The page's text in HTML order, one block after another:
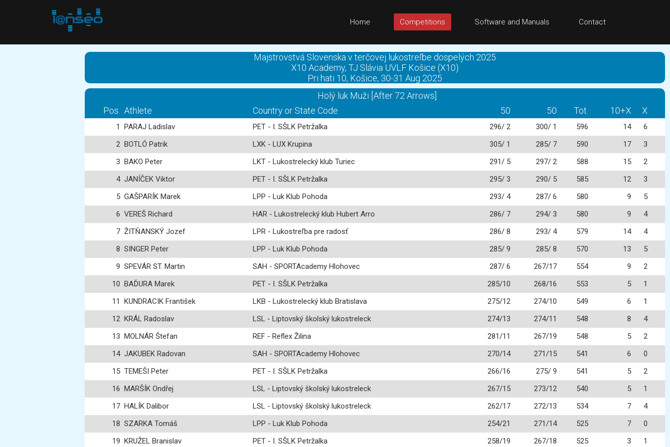
Home Competitions Software and Manuals Contact
Majstrovstvá Slovenska v terčovej lukostreľbe dospelých 2025
X10 Academy, TJ Slávia UVLF Košice (X10)
Pri hati 10, Košice, 30-31 Aug 2025
Holý luk Muži [After 72 Arrows]
Pos. Athlete Country or State Code 50 50 Tot. 10+X X
1 PARAJ Ladislav PET - I. SŠLK Petržalka 296/ 2 300/ 1 596 14
6
2 BOTLÓ Patrik LXK - LUX Krupina 305/ 1 285/ 7 590 17
3
3 BAKO Peter LKT - Lukostrelecký klub Turiec 291/ 5 297/ 2 588 15
2
4 JANÍČEK Viktor PET - I. SŠLK Petržalka 295/ 3 290/ 5 585 12
3
5 GAŠPARÍK Marek LPP - Luk Klub Pohoda 293/ 4 287/ 6 580 9
5
6 VEREŠ Richard HAR - Lukostrelecký klub Hubert Arro 286/ 7 294/ 3 580 9
4
7 ŽITŇANSKÝ Jozef LPR - Lukostreľba pre radosť 286/ 8 293/ 4 579 14
4
8 SINGER Peter LPP - Luk Klub Pohoda 285/ 9 285/ 8 570 13
5
9 SPEVÁR ST. Martin SAH - SPORTAcademy Hlohovec 287/ 6 267/17 554 9
2
10 BAĎURA Marek PET - I. SŠLK Petržalka 285/10 268/16 553 5
1
11
KUNDRACIK František LKB - Lukostrelecký klub Bratislava 275/12 274/10 549 6
1
12 KRÁL Radoslav LSL - Liptovský školský lukostreleck 274/13 274/11 548 8
4
13 MOLNÁR Štefan REF - Reflex Žilina 281/11 267/19 548 5
2
14 JAKUBEK Radovan SAH - SPORTAcademy Hlohovec 270/14 271/15 541 6
0
15 TEMEŠI Peter PET - I. SŠLK Petržalka 266/16 275/ 9 541 5
2
16 MARŠÍK Ondřej LSL - Liptovský školský lukostreleck 267/15 273/12 540 5
1
17 HALÍK Dalibor LSL - Liptovský školský lukostreleck 262/17 272/13 534 7
4
18 SZARKA Tomáš LPP - Luk Klub Pohoda 254/21 271/14 525 7
0
19 KRUŽEL Branislav PET - I. SŠLK Petržalka 258/19 267/18 525 3 1